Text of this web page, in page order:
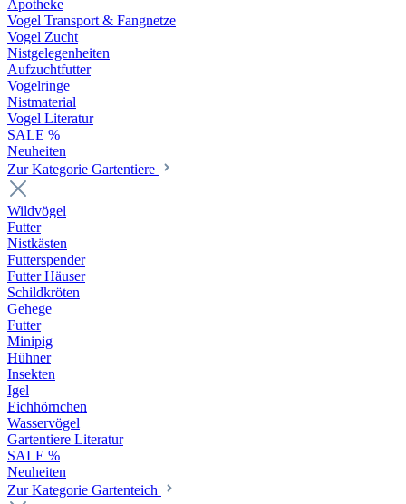
Apotheke
Vogel Transport & Fangnetze
Vogel Zucht
Nistgelegenheiten
Aufzuchtfutter
Vogelringe
Nistmaterial
Vogel Literatur
SALE %
Neuheiten
Zur Kategorie Gartentiere
Wildvögel
Futter
Nistkästen
Futterspender
Futter Häuser
Schildkröten
Gehege
Futter
Minipig
Hühner
Insekten
Igel
Eichhörnchen
Wasservögel
Gartentiere Literatur
SALE %
Neuheiten
Zur Kategorie Gartenteich